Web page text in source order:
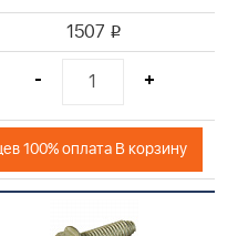
1507 i
- +
100% оплата В корзину